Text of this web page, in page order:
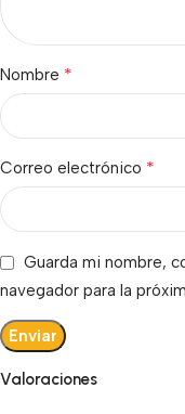
Valoraciones
Nombre *
Correo electrónico *
Guarda mi nombre,
navegador para la